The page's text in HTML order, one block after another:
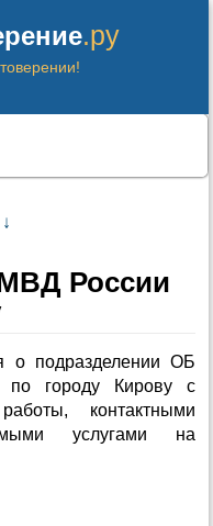
.ру
↓
России
о подразделении ОБ
городу Кирову с
контактными
услугами на